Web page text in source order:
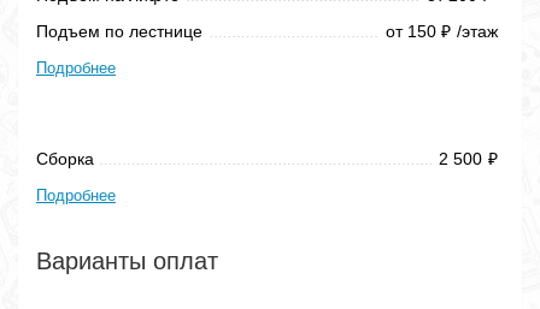
Подъем по лестнице от 150 ₽ /этаж
Подробнее
Сборка 2 500 ₽
Подробнее
Варианты оплат